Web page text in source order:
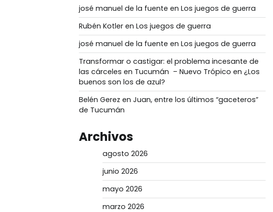
josé manuel de la fuente en Los juegos de guerra
Rubén Kotleren Los juegos de guerra
josé manuel de la fuente en Los juegos de guerra
Transformar o castigar: el problema incesante de
las cárceles en Tucumán – Nuevo Trópico en ¿Los
buenos son los de azul?
Belén Gerez en Juan, entre los últimos “gaceteros”
de Tucumán
Archivos
agosto 2026
junio 2026
mayo 2026
marzo 2026